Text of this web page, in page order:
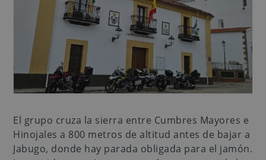
El grupo cruza la sierra entre Cumbres Mayores e
Hinojales a 800 metros de altitud antes de bajar a
Jabugo, donde hay parada obligada para el jamón.